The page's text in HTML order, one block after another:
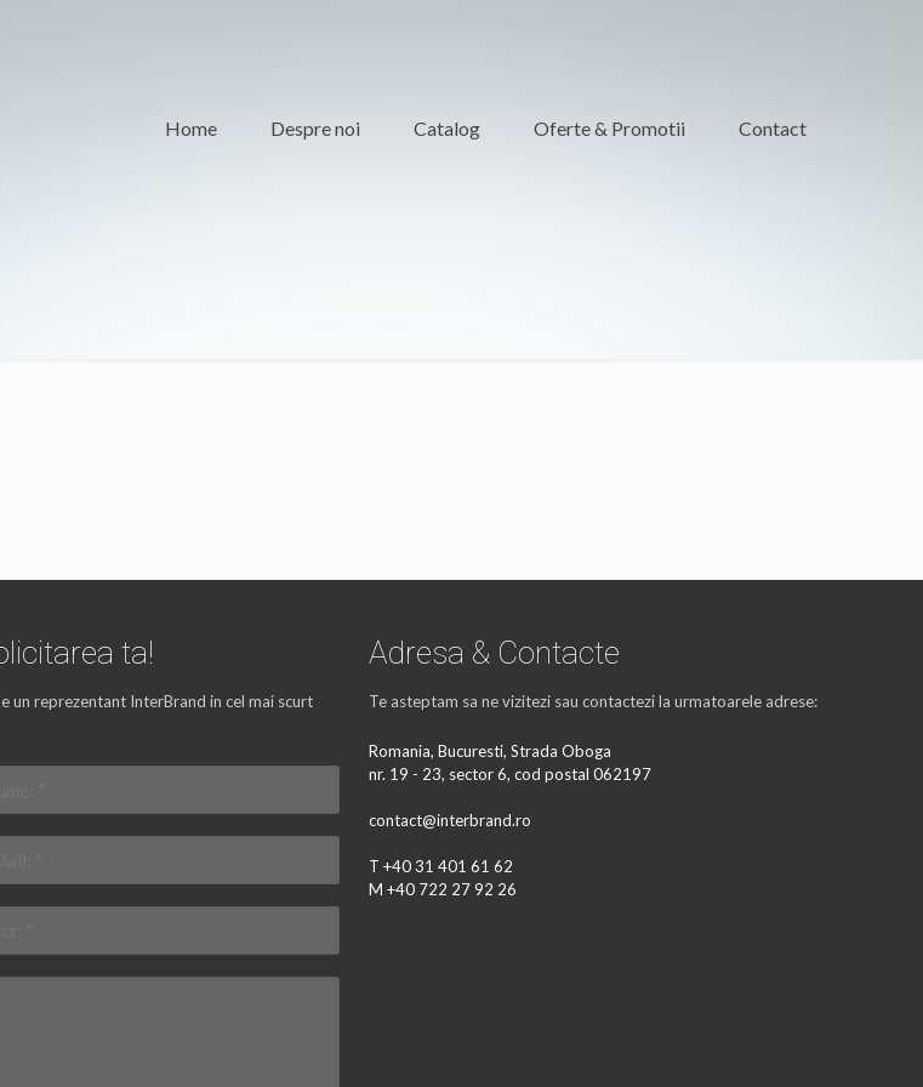
Home Despre noi Catalog Oferte & Promotii Contact
ta!
un reprezentant InterBrand in cel mai scurt
Adresa & Contacte
Te asteptam sa ne vizitezi sau contactezi la urmatoarele adrese:
Romania, Bucuresti, Strada Oboga
nr. 19 - 23, sector 6, cod postal 062197
contact@interbrand.ro
T +40 31 401 61 62
M +40 722 27 92 26